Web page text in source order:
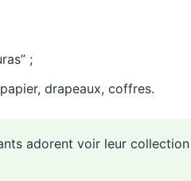
;
drapeaux, coffres.
adorent voir leur